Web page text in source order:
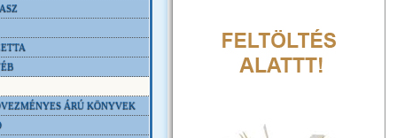
ÁRÚ KÖNYVEK